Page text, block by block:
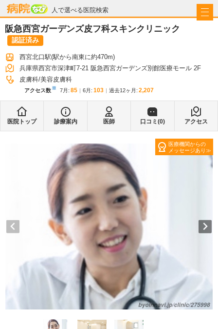
人で選べる医院検索
病院なび
阪急西宮ガーデンズ皮フ科スキンクリニック
認証済み
西宮北口駅(駅から南東に約470m)
兵庫県西宮市深津町7-21 阪急西宮ガーデンズ別館医療モール 2F
皮膚科 美容皮膚科
アクセス数※ 7月 : 85 6月 : 103 過去12ヶ月: 2,207
医院トップ 診療案内 医師 口コミ(0) アクセス
医療機関からの
メッセージあり